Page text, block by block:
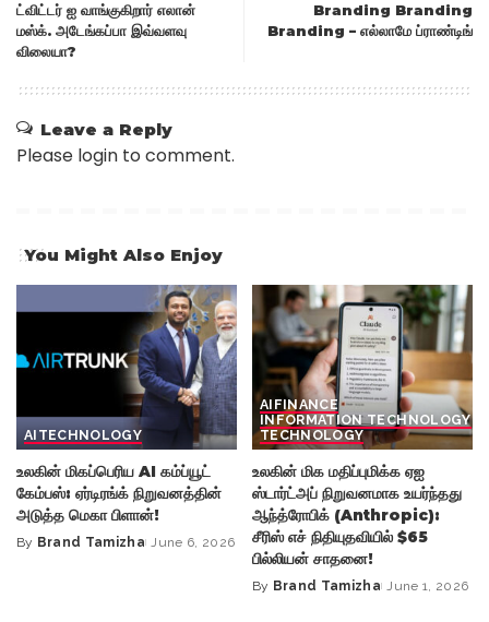
ட்விட்டர் ஐ வாங்குகிறார் எலான்
மஸ்க். அடேங்கப்பா இவ்வளவு
விலையா?
Branding Branding
Branding – எல்லாமே ப்ராண்டிங்
Leave a Reply
Please login to comment.
You Might Also Enjoy
AI TECHNOLOGY
உலகின் மிகப்பெரிய AI கம்ப்யூட்
கேம்பஸ்: ஏர்டிரங்க் நிறுவனத்தின்
அடுத்த மெகா பிளான்!
Posted
By Brand Tamizha June 6, 2026
AI FINANCE
INFORMATION TECHNOLOGY
TECHNOLOGY
உலகின் மிக மதிப்புமிக்க ஏஐ
ஸ்டார்ட்அப் நிறுவனமாக உயர்ந்தது
ஆந்த்ரோபிக் (Anthropic):
சீரிஸ் எச் நிதியுதவியில் $65
பில்லியன் சாதனை!
Posted
By Brand Tamizha June 1, 2026